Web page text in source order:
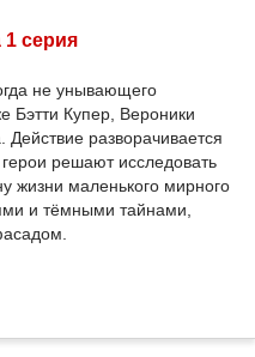
серия
не унывающего
Бэтти Купер, Вероники
разворачивается
решают исследовать
жизни маленького мирного
и тёмными тайнами,